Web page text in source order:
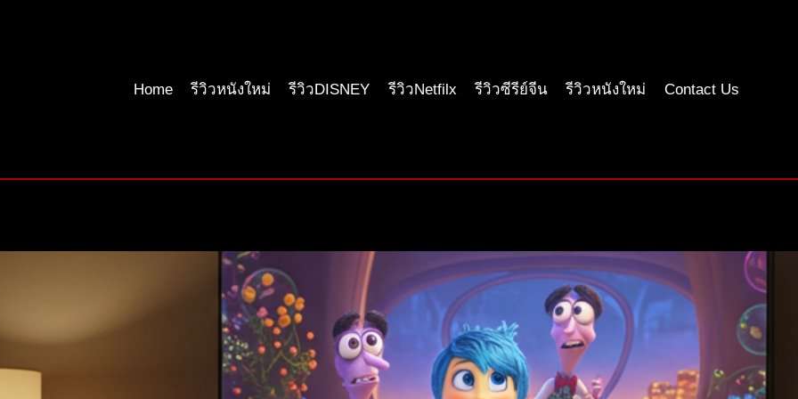
Home
รีวิวหนังใหม่ รีวิวDISNEY รีวิวNetfilx รีวิวซีรีย์จีน รีวิวหนังใหม่ Contact Us